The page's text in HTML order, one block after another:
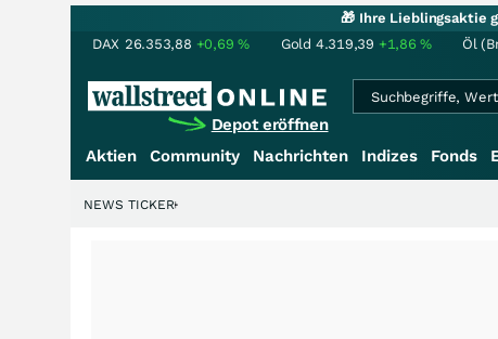
🎁 Ihre Lieblingsaktie
DAX 26.353,88 +0,69% Gold 4.319,39 +1,86% Öl
Depot eröffnen
Aktien Community Nachrichten Indizes Fonds
NEWS TICKER